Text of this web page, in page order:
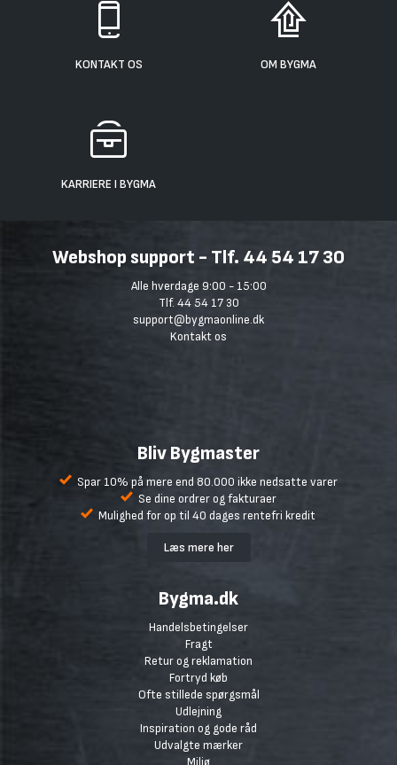
KONTAKT OS OM BYGMA
KARRIERE I BYGMA
Webshop support - Tlf. 44 54 17 30
Alle hverdage 9:00 - 15:00
Tlf. 44 54 17 30
support@bygmaonline.dk
Kontakt os
Bliv Bygmaster
Spar 10% på mere end 80.000 ikke nedsatte varer
Se dine ordrer og fakturaer
Mulighed for op til 40 dages rentefri kredit
Læs mere her
Bygma.dk
Handelsbetingelser
Fragt
Retur og reklamation
Fortryd køb
Ofte stillede spørgsmål
Udlejning
Inspiration og gode råd
Udvalgte mærker